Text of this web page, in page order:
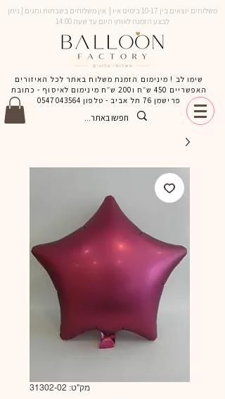
משלוחים יוצאים בין 10-17 בימים א-ו | אין משלוחים בשבתות וחגים | ניתן
לבצע הזמנה לאותו היום עד שעה 14:00
שימו לב ! מינימום הזמנת משלוח באתר לכל האיזורים
האפשריים 450 ש״ח ו200 ש״ח מינימום לאיסוף - כתובת
פרישמן 76 תל אביב - טלפון
0547043564
מק"ט: 31302-02